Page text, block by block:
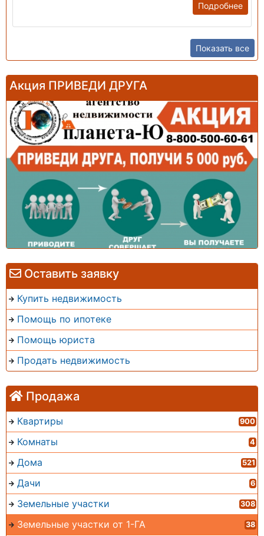
Оставить заявку
Купить недвижимость
Помощь по ипотеке
Помощь юриста
Продать недвижимость
Продажа
Квартиры 900
Комнаты 4
Дома 521
Дачи 6
Земельные участки 308
Земельные участки от 1-ГА 38
Подробнее
Показать все
Акция ПРИВЕДИ ДРУГА